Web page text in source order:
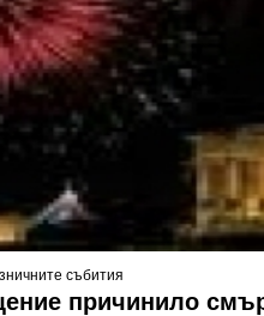
събития
причинило